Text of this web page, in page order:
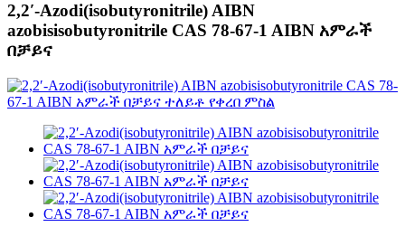
2,2′-Azodi(isobutyronitrile) AIBN
azobisisobutyronitrile CAS 78-67-1 AIBN አምራች
በቻይና